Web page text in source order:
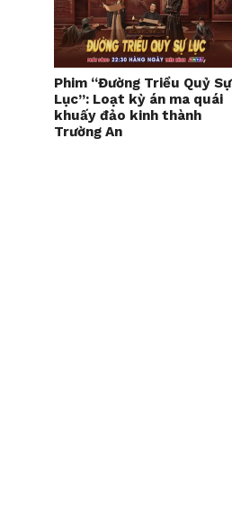
Phim “Đường Triều Quỷ Sự
Lục”: Loạt kỳ án ma quái
khuấy đảo kinh thành
Trường An